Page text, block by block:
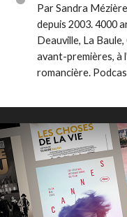
Par Sandra
depuis 2003. 4000
Deauville, La
avant-premières, à
romancière.